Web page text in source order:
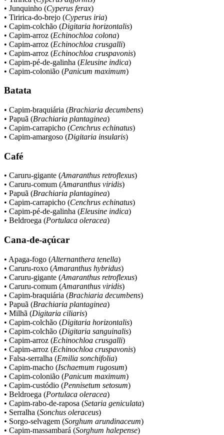
• Junquinho (Cyperus ferax)
• Tiririca-do-brejo (Cyperus iria)
• Capim-colchão (Digitaria horizontalis)
• Capim-arroz (Echinochloa colona)
• Capim-arroz (Echinochloa crusgalli)
• Capim-arroz (Echinochloa cruspavonis)
• Capim-pé-de-galinha (Eleusine indica)
• Capim-colonião (Panicum maximum)
Batata
• Capim-braquiária (Brachiaria decumbens)
• Papuã (Brachiaria plantaginea)
• Capim-carrapicho (Cenchrus echinatus)
• Capim-amargoso (Digitaria insularis)
Café
• Caruru-gigante (Amaranthus retroflexus)
• Caruru-comum (Amaranthus viridis)
• Papuã (Brachiaria plantaginea)
• Capim-carrapicho (Cenchrus echinatus)
• Capim-pé-de-galinha (Eleusine indica)
• Beldroega (Portulaca oleracea)
Cana-de-açúcar
• Apaga-fogo (Alternanthera tenella)
• Caruru-roxo (Amaranthus hybridus)
• Caruru-gigante (Amaranthus retroflexus)
• Caruru-comum (Amaranthus viridis)
• Capim-braquiária (Brachiaria decumbens)
• Papuã (Brachiaria plantaginea)
• Milhã (Digitaria ciliaris)
• Capim-colchão (Digitaria horizontalis)
• Capim-colchão (Digitaria sanguinalis)
• Capim-arroz (Echinochloa crusgalli)
• Capim-arroz (Echinochloa cruspavonis)
• Falsa-serralha (Emilia sonchifolia)
• Capim-macho (Ischaemum rugosum)
• Capim-colonião (Panicum maximum)
• Capim-custódio (Pennisetum setosum)
• Beldroega (Portulaca oleracea)
• Capim-rabo-de-raposa (Setaria geniculata)
• Serralha (Sonchus oleraceus)
• Sorgo-selvagem (Sorghum arundinaceum)
• Capim-massambará (Sorghum halepense)